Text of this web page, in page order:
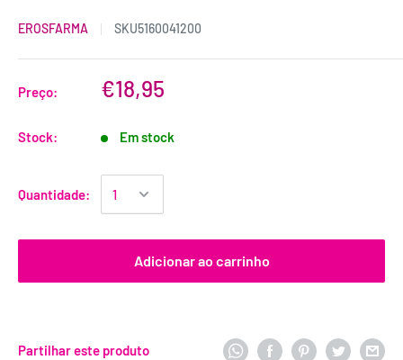
EROSFARMA SKU5160041200
Preço: €18,95
Stock: Em stock
Quantidade:
Adicionar ao carrinho
Partilhar este produto